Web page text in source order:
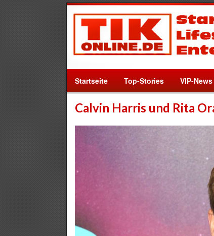
Startseite Top-Stories VIP-News
Calvin Harris und Rita